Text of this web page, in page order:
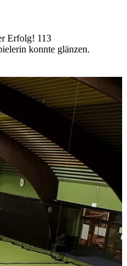
Erfolg! 113
konnte glänzen.